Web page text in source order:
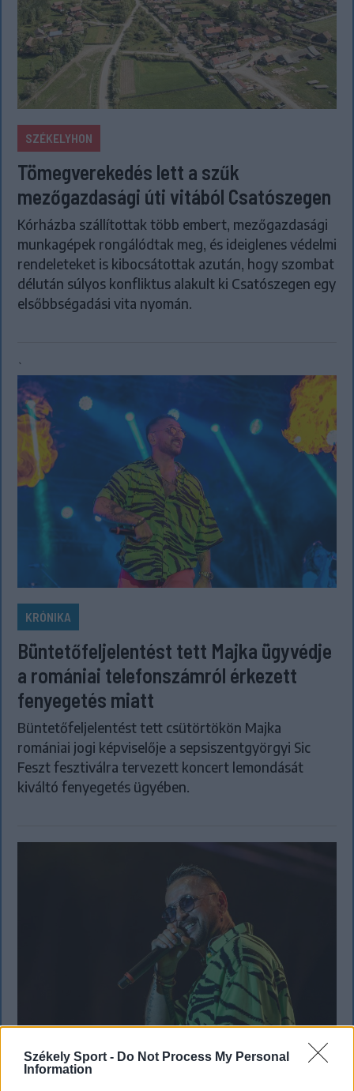
Székely Sport - Do Not Process My Personal
Information
SZÉKELYHON
Tömegverekedés lett a szűk
mezőgazdasági úti vitából Csatószegen
Kórházba szállítottak több embert, mezőgazdasági
munkagépek rongálódtak meg, és ideiglenes védelmi
rendeleteket is kibocsátottak azután, hogy szombat
délután súlyos konfliktus alakult ki Csatószegen egy
elsőbbségadási vita nyomán.
`
KRÓNIKA
Büntetőfeljelentést tett Majka ügyvédje
a romániai telefonszámról érkezett
fenyegetés miatt
Büntetőfeljelentést tett csütörtökön Majka
romániai jogi képviselője a sepsiszentgyörgyi Sic
Feszt fesztiválra tervezett koncert lemondását
kiváltó fenyegetés ügyében.